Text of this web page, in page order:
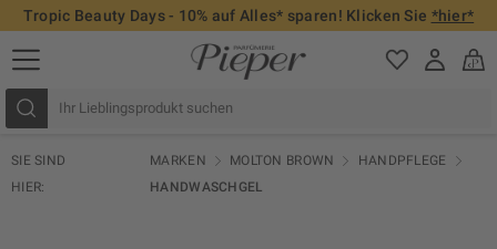
Tropic Beauty Days - 10% auf Alles* sparen! Klicken Sie *hier*
SIE SIND
HIER:
MARKEN MOLTON BROWN
HANDPFLEGE
HANDWASCHGEL